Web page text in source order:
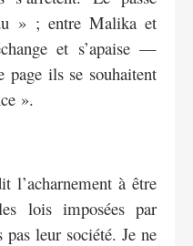
» ; entre Malika et
et s’apaise —
page ils se souhaitent
».
l’acharnement à être
lois imposées par
pas leur société. Je ne